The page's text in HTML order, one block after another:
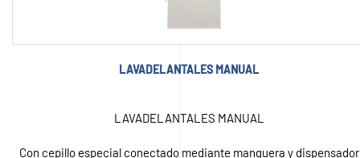
LAVADELANTALES MANUAL
LAVADELANTALES MANUAL
Con cepillo especial conectado mediante manguera y dispensador